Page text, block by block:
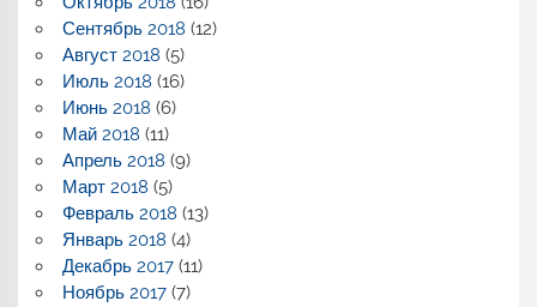
Сентябрь 2018 (12)
Август 2018 (5)
Июль 2018 (16)
Июнь 2018 (6)
Май 2018 (11)
Апрель 2018 (9)
Март 2018 (5)
Февраль 2018 (13)
Январь 2018 (4)
Декабрь 2017(11)
Ноябрь 2017(7)